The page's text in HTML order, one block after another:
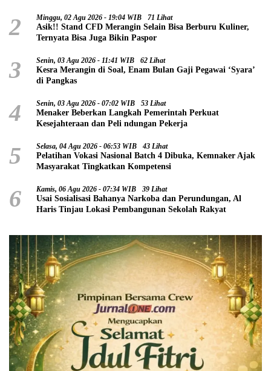
2 Minggu, 02 Agu 2026 - 19:04 WIB 71 Lihat
Asik!! Stand CFD Merangin Selain Bisa Berburu Kuliner,
Ternyata Bisa Juga Bikin Paspor
3 Senin, 03 Agu 2026 - 11:41 WIB 62 Lihat
Kesra Merangin di Soal, Enam Bulan Gaji Pegawai ‘Syara’
di Pangkas
4 Senin, 03 Agu 2026 - 07:02 WIB 53 Lihat
Menaker Beberkan Langkah Pemerintah Perkuat
Kesejahteraan dan Peli ndungan Pekerja
5 Selasa, 04 Agu 2026 - 06:53 WIB 43 Lihat
Pelatihan Vokasi Nasional Batch 4 Dibuka, Kemnaker Ajak
Masyarakat Tingkatkan Kompetensi
6 Kamis, 06 Agu 2026 - 07:34 WIB 39 Lihat
Usai Sosialisasi Bahanya Narkoba dan Perundungan, Al
Haris Tinjau Lokasi Pembangunan Sekolah Rakyat